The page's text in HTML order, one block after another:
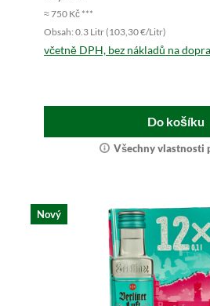
≈ 750 Kč ***
Obsah: 0.3 Litr (103,30 €/Litr)
včetně DPH, bez nákladů na
Do košíku
Všechny vlastnosti
Nový